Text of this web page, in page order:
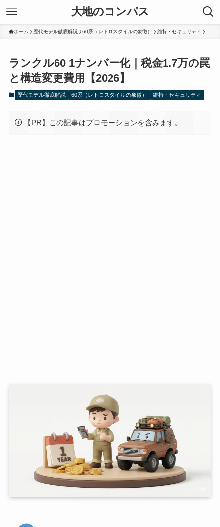
大地のコンパス
ホーム 歴代モデル徹底解説 60系（レトロスタイルの象徴） 維持・セキュリティ
ランクル60 1ナンバー化｜税金1.7万の罠
と構造変更費用【2026】
歴代モデル徹底解説 60系（レトロスタイルの象徴） 維持・セキュリティ
【PR】この記事はプロモーションを含みます。